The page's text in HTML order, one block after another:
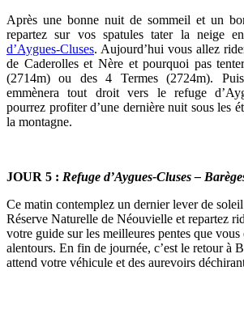
Après une bonne nuit de sommeil et un
repartez sur vos spatules tater la neige
d’Aygues-Cluses. Aujourd’hui vous allez
de Caderolles et Nère et pourquoi pas
(2714m) ou des 4 Termes (2724m).
emmènera tout droit vers le refuge
pourrez profiter d’une dernière nuit sous les
la montagne.
JOUR 5 : Refuge d’Aygues-Cluses –
Ce matin contemplez un dernier lever de
Réserve Naturelle de Néouvielle et repartez
votre guide sur les meilleures pentes que
alentours. En fin de journée, c’est le retour à
attend votre véhicule et des aurevoirs